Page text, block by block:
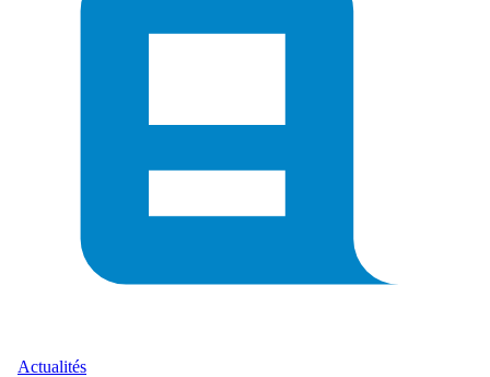
Actualités